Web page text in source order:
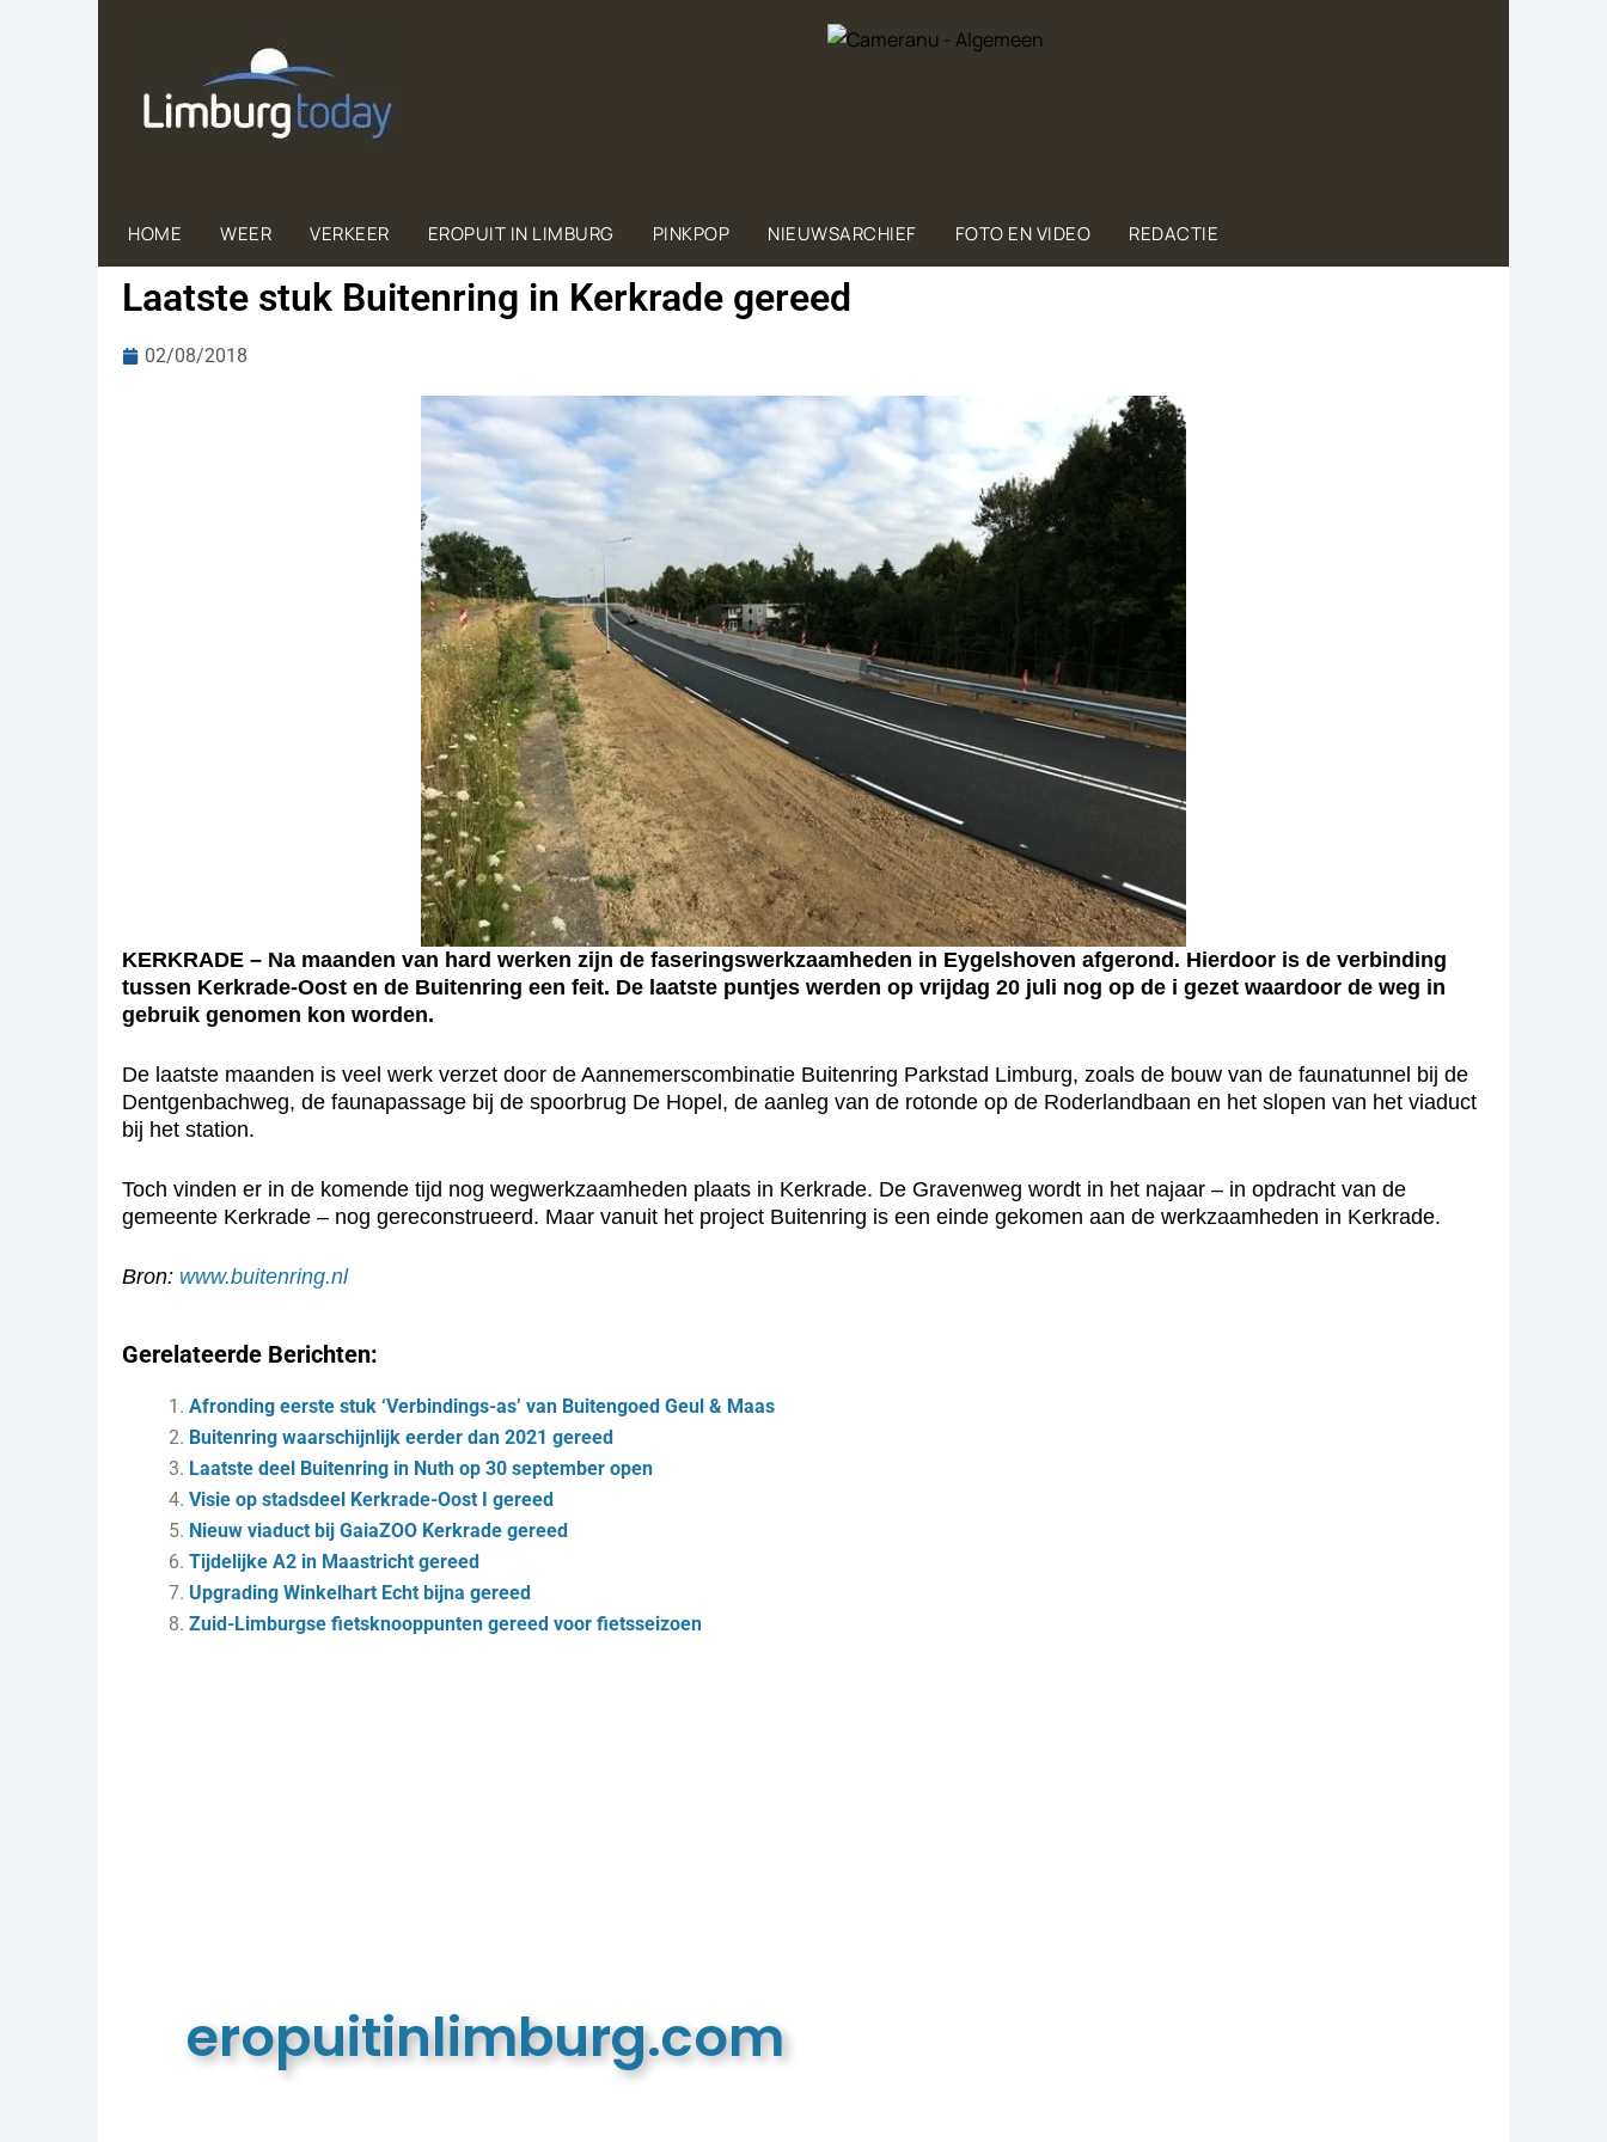
HOME WEER VERKEER EROPUIT IN LIMBURG PINKPOP NIEUWSARCHIEF FOTO EN VIDEO REDACTIE
Laatste stuk Buitenring in Kerkrade gereed
02/08/2018
KERKRADE – Na maanden van hard werken zijn de faseringswerkzaamheden in Eygelshoven afgerond. Hierdoor is de verbinding
tussen Kerkrade-Oost en de Buitenring een feit. De laatste puntjes werden op vrijdag 20 juli nog op de i gezet waardoor de weg in
gebruik genomen kon worden.
De laatste maanden is veel werk verzet door de Aannemerscombinatie Buitenring Parkstad Limburg, zoals de bouw van de faunatunnel bij de
Dentgenbachweg, de faunapassage bij de spoorbrug De Hopel, de aanleg van de rotonde op de Roderlandbaan en het slopen van het viaduct
bij het station.
Toch vinden er in de komende tijd nog wegwerkzaamheden plaats in Kerkrade. De Gravenweg wordt in het najaar – in opdracht van de
gemeente Kerkrade – nog gereconstrueerd. Maar vanuit het project Buitenring is een einde gekomen aan de werkzaamheden in Kerkrade.
Bron: www.buitenring.nl
Gerelateerde Berichten:
Afronding eerste stuk ‘Verbindings-as’ van Buitengoed Geul & Maas
Buitenring waarschijnlijk eerder dan 2021 gereed
Laatste deel Buitenring in Nuth op 30 september open
Visie op stadsdeel Kerkrade-Oost I gereed
Nieuw viaduct bij GaiaZOO Kerkrade gereed
Tijdelijke A2 in Maastricht gereed
Upgrading Winkelhart Echt bijna gereed
Zuid-Limburgse fietsknooppunten gereed voor fietsseizoen
eropuitinlimburg.com